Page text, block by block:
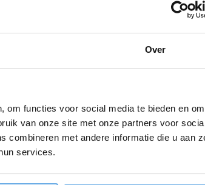
Over
om functies voor social media te bieden en
van onze site met onze partners voor
combineren met andere informatie die u aan
services.
nieuwsbrief
en promoties
ABONNEER